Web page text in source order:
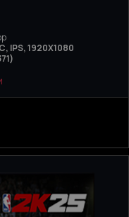
IPS, 1920Х1080